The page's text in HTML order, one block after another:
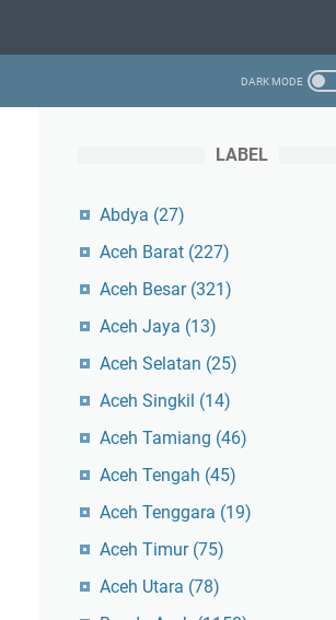
LABEL
Abdya (27)
Aceh Barat (227)
Aceh Besar (321)
Aceh Jaya (13)
Aceh Selatan (25)
Aceh Singkil (14)
Aceh Tamiang (46)
Aceh Tengah (45)
Aceh Tenggara (19)
Aceh Timur (75)
Aceh Utara (78)